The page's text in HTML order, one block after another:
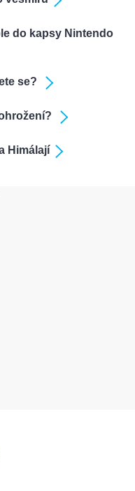
do kapsy Nintendo
se?
Himálají